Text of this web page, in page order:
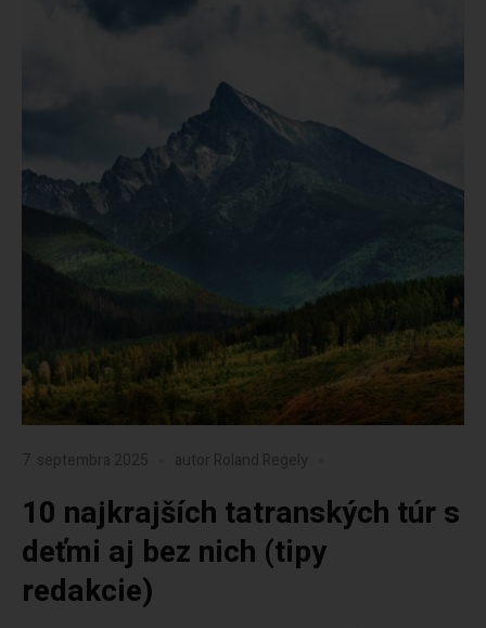
7. septembra 2025 autor Roland Regely
10 najkrajších tatranských túr s
deťmi aj bez nich (tipy
redakcie)